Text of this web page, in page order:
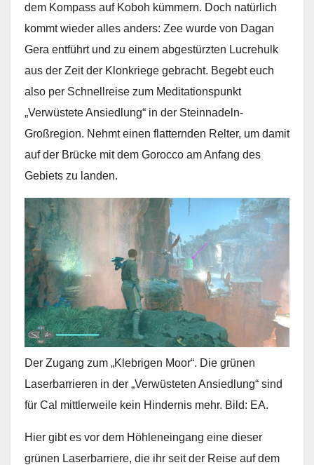
dem Kompass auf Koboh kümmern. Doch natürlich
kommt wieder alles anders: Zee wurde von Dagan
Gera entführt und zu einem abgestürzten Lucrehulk
aus der Zeit der Klonkriege gebracht. Begebt euch
also per Schnellreise zum Meditationspunkt
„Verwüstete Ansiedlung“ in der Steinnadeln-
Großregion. Nehmt einen flatternden Relter, um damit
auf der Brücke mit dem Gorocco am Anfang des
Gebiets zu landen.
Der Zugang zum „Klebrigen Moor“. Die grünen
Laserbarrieren in der „Verwüsteten Ansiedlung“ sind
für Cal mittlerweile kein Hindernis mehr. Bild: EA.
Hier gibt es vor dem Höhleneingang eine dieser
grünen Laserbarriere, die ihr seit der Reise auf dem